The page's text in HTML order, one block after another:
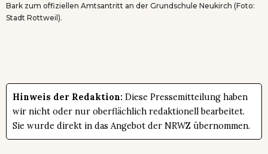
Bark zum offiziellen Amtsantritt an der Grundschule Neukirch (Foto:
Stadt Rottweil).
Hinweis der Redaktion: Diese Pressemitteilung haben
wir nicht oder nur oberflächlich redaktionell bearbeitet.
Sie wurde direkt in das Angebot der NRWZ übernommen.